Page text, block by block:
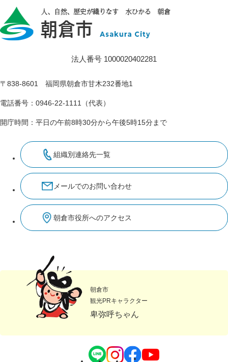
法人番号 1000020402281
〒838-8601 福岡県朝倉市甘木232番地1
電話番号：0946-22-1111（代表）
開庁時間：平日の午前8時30分から午後5時15分まで
組織別連絡先一覧
メールでのお問い合わせ
朝倉市役所へのアクセス
朝倉市
観光PRキャラクター
卑弥呼ちゃん